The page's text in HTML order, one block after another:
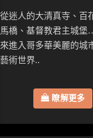
從迷人的大清真寺、百
馬橋、基督教君主城
來進入哥多華美麗的城
藝術世界..
瞭解更多